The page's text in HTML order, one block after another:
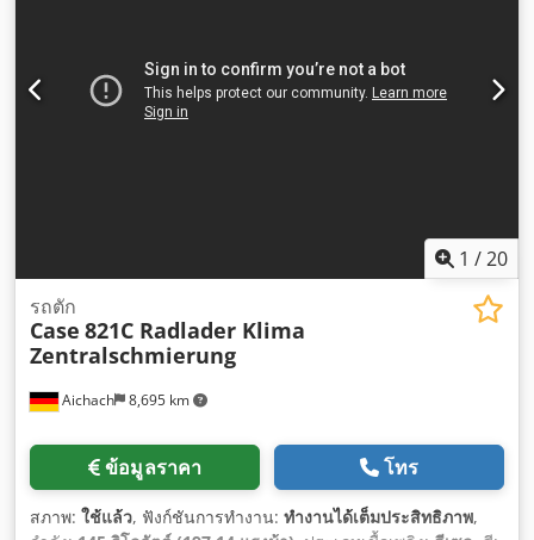
1 /20
Aichach 8,695 km
รถตัก
Case 821C Radlader Klima
Zentralschmierung
ข้อมูลราคา โทร
สภาพ: ใช้แล้ว, ฟังก์ชันการทำงาน: ทำงานได้เต็มประสิทธิภาพ,